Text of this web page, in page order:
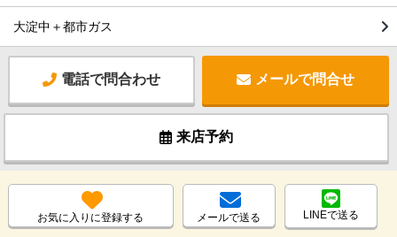
大淀中＋都市ガス
電話で問合わせ メールで問合せ
来店予約
お気に入りに登録する メールで送る LINEで送る